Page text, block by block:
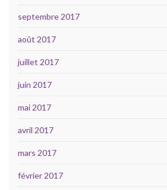
septembre 2017
août 2017
juillet 2017
juin 2017
mai 2017
avril 2017
mars 2017
février 2017